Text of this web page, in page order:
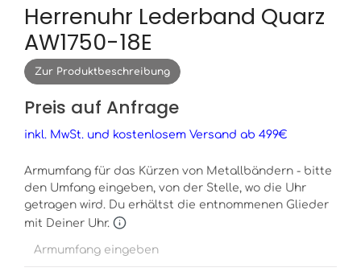
Herrenuhr Lederband Quarz
AW1750-18E
Zur Produktbeschreibung
Preis auf Anfrage
inkl. MwSt. und kostenlosem Versand ab 499€
Armumfang für das Kürzen von Metallbändern - bitte
den Umfang eingeben, von der Stelle, wo die Uhr
getragen wird. Du erhältst die entnommenen Glieder
mit Deiner Uhr.